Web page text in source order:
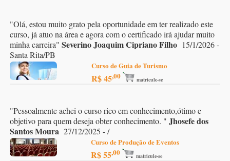
"Olá, estou muito grato pela oportunidade em ter realizado este
curso, já atuo na área e agora com o certificado irá ajudar muito
minha carreira" Severino Joaquim Cipriano Filho 15/1/2026 -
Santa Rita/PB
Curso de Guia de Turismo
R$ 45,00 matricule-se
"Pessoalmente achei o curso rico em conhecimento,ótimo e
objetivo para quem deseja obter conhecimento. " Jhosefe dos
Santos Moura 27/12/2025 - /
Curso de Produção de Eventos
R$ 55,00 matricule-se